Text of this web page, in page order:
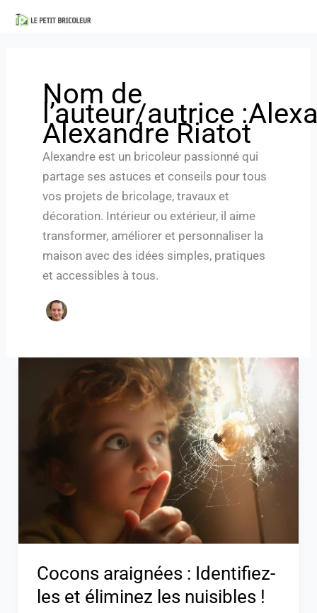
Nom de
l’auteur/autrice
Alexandre Riatot
Alexandre est un bricoleur passionné qui
partage ses astuces et conseils pour tous
vos projets de bricolage, travaux et
décoration. Intérieur ou extérieur, il aime
transformer, améliorer et personnaliser la
maison avec des idées simples, pratiques
et accessibles à tous.
Cocons araignées : Identifiez-
les et éliminez les nuisibles !
araignées
éliminez
nuisibles
!